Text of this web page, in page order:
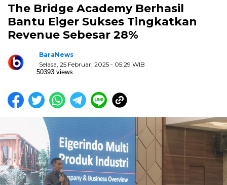
The Bridge Academy Berhasil
Bantu Eiger Sukses Tingkatkan
Revenue Sebesar 28%
BaraNews
Selasa, 25 Februari 2025 - 05:29 WIB
50393 views